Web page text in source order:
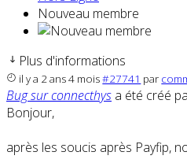
Nouveau membre
Plus d'informations
il y a 2 ans 4 mois#27741 par
Bug sur connecthys a été créé
Bonjour,
après les soucis après Payfip,